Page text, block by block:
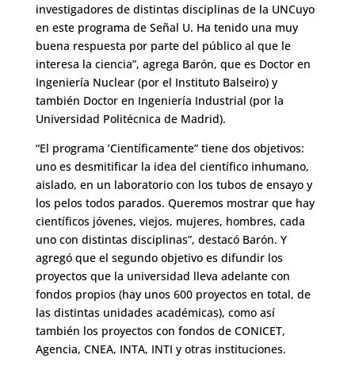
investigadores de distintas disciplinas de la UNCuyo
en este programa de Señal U. Ha tenido una muy
buena respuesta por parte del público al que le
interesa la ciencia”, agrega Barón, que es Doctor en
Ingeniería Nuclear (por el Instituto Balseiro) y
también Doctor en Ingeniería Industrial (por la
Universidad Politécnica de Madrid).
“El programa ‘Científicamente” tiene dos objetivos:
uno es desmitificar la idea del científico inhumano,
aislado, en un laboratorio con los tubos de ensayo y
los pelos todos parados. Queremos mostrar que hay
científicos jóvenes, viejos, mujeres, hombres, cada
uno con distintas disciplinas”, destacó Barón. Y
agregó que el segundo objetivo es difundir los
proyectos que la universidad lleva adelante con
fondos propios (hay unos 600 proyectos en total, de
las distintas unidades académicas), como así
también los proyectos con fondos de CONICET,
Agencia, CNEA, INTA, INTI y otras instituciones.